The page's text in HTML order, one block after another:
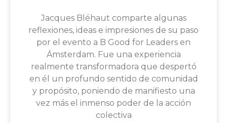
Jacques Bléhaut comparte algunas
reflexiones, ideas e impresiones de su paso
por el evento a B Good for Leaders en
Ámsterdam. Fue una experiencia
realmente transformadora que despertó
en él un profundo sentido de comunidad
y propósito, poniendo de manifiesto una
vez más el inmenso poder de la acción
colectiva